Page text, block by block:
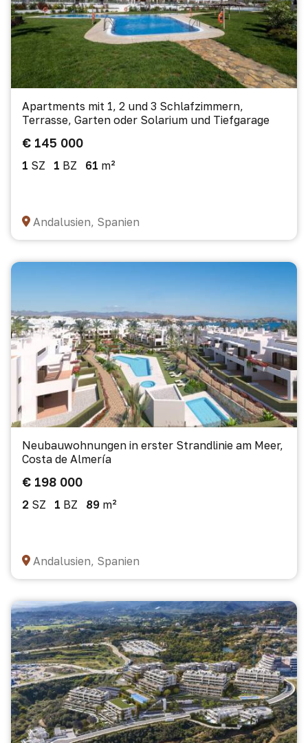
Apartments mit 1, 2 und 3 Schlafzimmern,
Terrasse, Garten oder Solarium und Tiefgarage
€ 145 000
1 SZ 1 BZ 61 m²
Andalusien, Spanien
Neubauwohnungen in erster Strandlinie am Meer,
Costa de Almería
€ 198 000
2 SZ 1 BZ 89 m²
Andalusien, Spanien